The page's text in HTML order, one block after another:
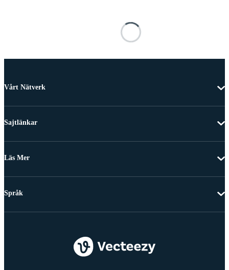
Vårt Nätverk
Sajtlänkar
Läs Mer
Språk